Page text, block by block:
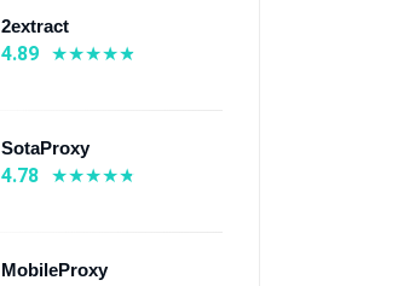
2extract
4.89
SotaProxy
4.78
MobileProxy